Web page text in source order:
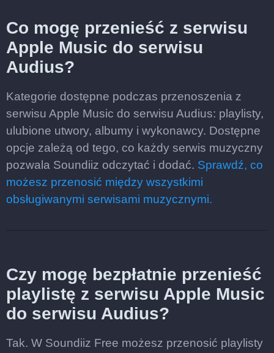
Co mogę przenieść z serwisu
Apple Music do serwisu
Audius?
Kategorie dostępne podczas przenoszenia z
serwisu Apple Music do serwisu Audius: playlisty,
ulubione utwory, albumy i wykonawcy. Dostępne
opcje zależą od tego, co każdy serwis muzyczny
pozwala Soundiiz odczytać i dodać. Sprawdź, co
możesz przenosić między wszystkimi
obsługiwanymi serwisami muzycznymi.
Czy mogę bezpłatnie przenieść
playlistę z serwisu Apple Music
do serwisu Audius?
Tak. W Soundiiz Free możesz przenosić playlisty